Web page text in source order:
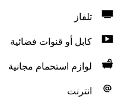
تلفاز
كابل أو قنوات فضائية
لوازم استحمام مجانية
انترنت